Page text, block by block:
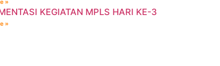
»
KEGIATAN MPLS HARI KE-3
»